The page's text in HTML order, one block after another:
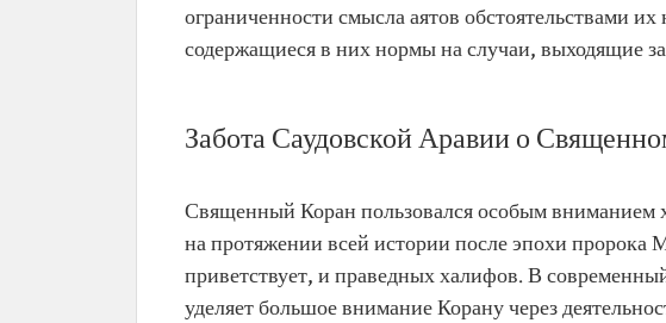
ограниченности смысла аятов обстоятельствами
содержащиеся в них нормы на случаи, выходящие
Забота Саудовской Аравии о
Священный Коран пользовался особым вниманием
на протяжении всей истории после эпохи пророка
приветствует, и праведных халифов. В
уделяет большое внимание Корану через